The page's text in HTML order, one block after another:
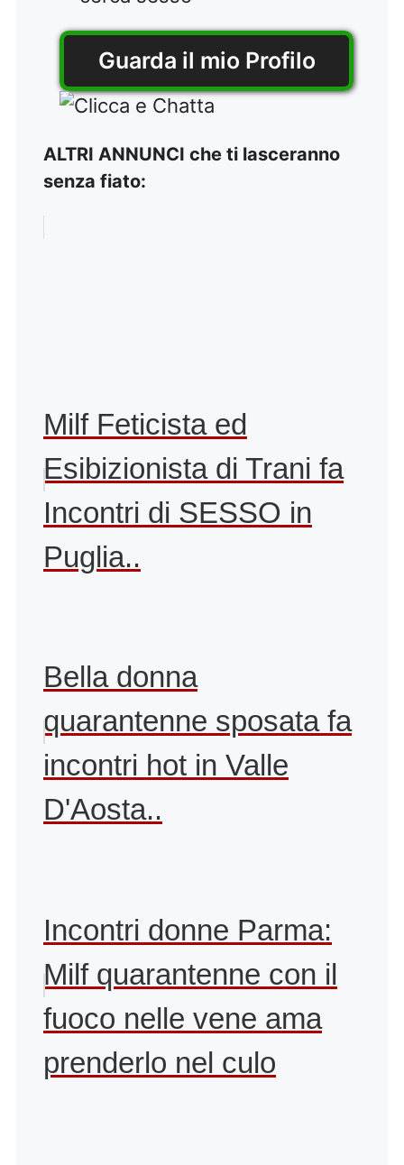
Guarda il mio Profilo
ALTRI ANNUNCI che ti lasceranno
senza fiato:
Milf Feticista ed
Esibizionista di Trani fa
Incontri di SESSO in
Puglia..
Bella donna
quarantenne sposata fa
incontri hot in Valle
D'Aosta..
Incontri donne Parma:
Milf quarantenne con il
fuoco nelle vene ama
prenderlo nel culo